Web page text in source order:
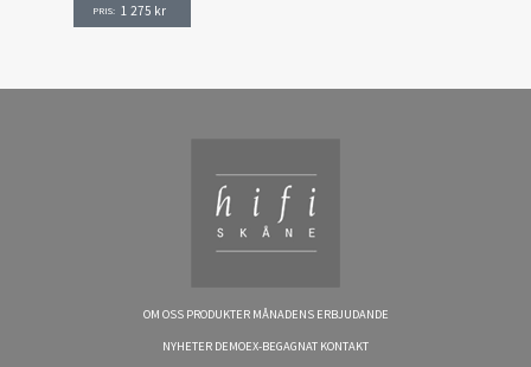
PRIS: 1 275 kr
OM OSS PRODUKTER MÅNADENS ERBJUDANDE
NYHETER DEMOEX-BEGAGNAT KONTAKT